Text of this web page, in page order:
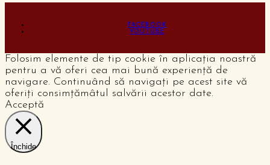
FACEBOOK
YOUTUBE
Folosim elemente de tip cookie în aplicația noastră
pentru a vă oferi cea mai bună experiență de
navigare. Continuând să navigați pe acest site vă
oferiți consimțămâtul salvării acestor date.
Acceptă
Închide